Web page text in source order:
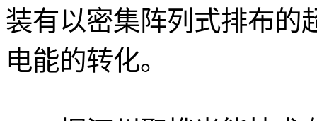
装有以密集阵列式排布的
电能的转化。